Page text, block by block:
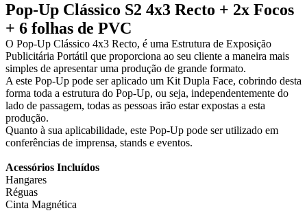
Pop-Up Clássico S2 4x3 Recto + 2x Focos
+ 6 folhas de PVC
O Pop-Up Clássico 4x3 Recto, é uma Estrutura de Exposição
Publicitária Portátil que proporciona ao seu cliente a maneira mais
simples de apresentar uma produção de grande formato.
A este Pop-Up pode ser aplicado um Kit Dupla Face, cobrindo desta
forma toda a estrutura do Pop-Up, ou seja, independentemente do
lado de passagem, todas as pessoas irão estar expostas a esta
produção.
Quanto à sua aplicabilidade, este Pop-Up pode ser utilizado em
conferências de imprensa, stands e eventos.
Acessórios Incluídos
Hangares
Réguas
Cinta Magnética